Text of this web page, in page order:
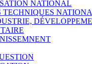
NATIONAL
TECHNIQUES